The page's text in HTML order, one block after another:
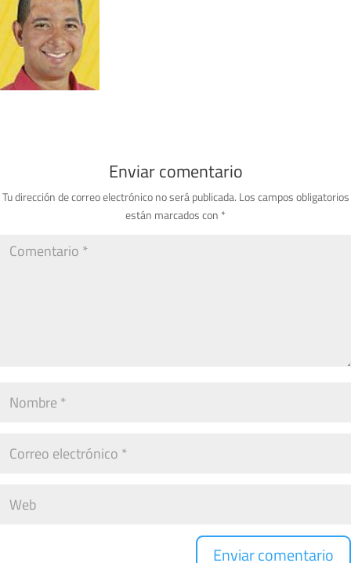
Enviar comentario
Tu dirección de correo electrónico no será publicada. Los campos obligatorios
están marcados con *